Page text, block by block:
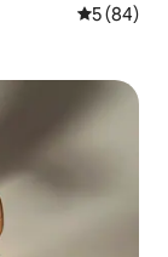
5 (84)